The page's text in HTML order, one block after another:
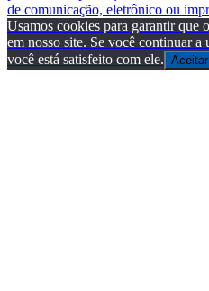
de comunicação, eletrônico ou
Usamos cookies para garantir que
em nosso site. Se você continuar a
você está satisfeito com ele. Aceitar